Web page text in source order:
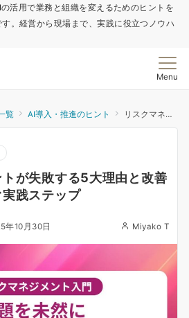
活用で業務と組織を変えるためのヒントを
。経営から現場まで、実践に役立つノウハ
Menu
覧 AI導入・推進のヒント リスクマネジメントが失敗する5大理由と改善策｜形骸化を防ぐ実践ステップ
が失敗する5大理由と改善
践ステップ
年10月30日 Miyako T